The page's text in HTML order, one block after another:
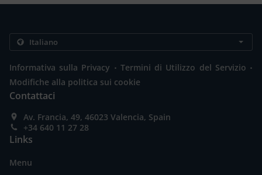
Informativa sulla Privacy . Termini di Utilizzo del Servizio .
Modifiche alla politica sui cookie
Contattaci
Av. Francia, 49, 46023 Valencia, Spain
+34 640 11 27 28
Links
Menu